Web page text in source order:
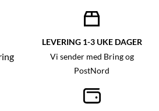
LEVERING 1-3 UKE DAGER
Vi sender med Bring og
PostNord